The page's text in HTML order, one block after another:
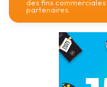
des fins
partenaires.